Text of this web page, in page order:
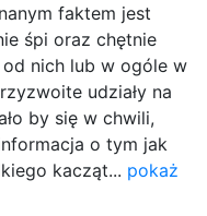
faktem jest
śpi oraz chętnie
od nich lub w ogóle w
udziały na
by się w chwili,
o tym jak
kacząt... pokaż